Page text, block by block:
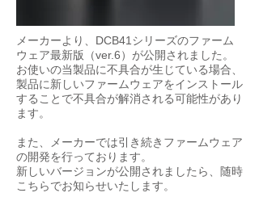
メーカーより、DCB41シリーズのファーム
ウェア最新版（ver.6）が公開されました。
お使いの当製品に不具合が生じている場合、
製品に新しいファームウェアをインストール
することで不具合が解消される可能性があり
ます。
また、メーカーでは引き続きファームウェア
の開発を行っております。
新しいバージョンが公開されましたら、随時
こちらでお知らせいたします。